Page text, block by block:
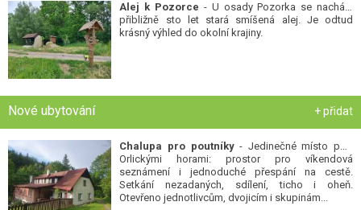
Alej k Pozorce - U osady Pozorka se nachází
přibližně sto let stará smíšená alej. Je odtud
krásný výhled do okolní krajiny.
Nové ubytování + přidat
Chalupa pro poutníky- Jedinečné místo pod
Orlickými horami: prostor pro víkendová
seznámení i jednoduché přespání na cestě.
Setkání nezadaných, sdílení, ticho i oheň.
Otevřeno jednotlivcům, dvojicím i skupinám...